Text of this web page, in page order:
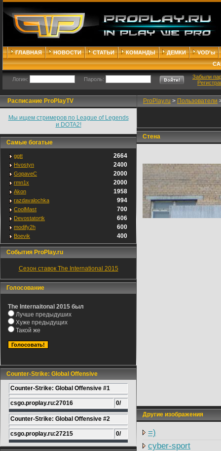
ГЛАВНАЯ НОВОСТИ СТАТЬИ КОМАНДЫ ДЕМКИ
VOD'ы
Логин: Пароль:
Забыли
Расписание ProPlayTV
Мы ищем стримеров по League of Legends
и DOTA2!
Самые богатые
ggtt 2664
Hvostyn 2400
GopaveC 2000
rmn1x 2000
Akon 1958
razdavalochka 994
CoolMast 700
Devostatortk 606
modify2h 600
Boevik 400
События ProPlay.ru
Сезон ставок The International 2015
Голосование
The Internaitonal 2015 был
Лучше предыдуших
Хуже предыдущих
Такой же
Counter-Strike: Global Offensive
Counter-Strike: Global Offensive #1
csgo.proplay.ru:27016 0/
Counter-Strike: Global Offensive #2
csgo.proplay.ru:27215 0/
ProPlay.ru > Пользователи
Стена
Другие изображения
=)
cyber-sport